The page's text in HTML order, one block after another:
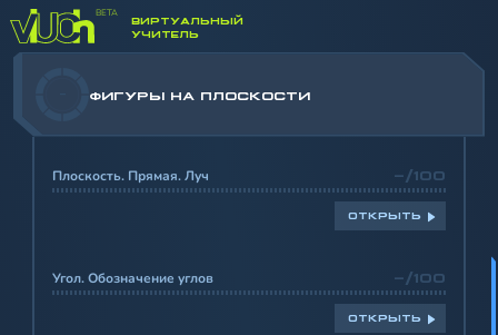
ВИРТУАЛЬНЫЙ
УЧИТЕЛЬ
ФИГУРЫ НА ПЛОСКОСТИ
Плоскость. Прямая. Луч -/100
ОТКРЫТЬ
Угол. Обозначение углов -/100
ОТКРЫТЬ